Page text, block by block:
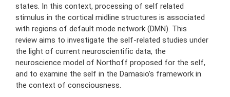
states. In this context, processing of self related
stimulus in the cortical midline structures is associated
with regions of default mode network (DMN). This
review aims to investigate the self-related studies under
the light of current neuroscientific data, the
neuroscience model of Northoff proposed for the self,
and to examine the self in the Damasio’s framework in
the context of consciousness.